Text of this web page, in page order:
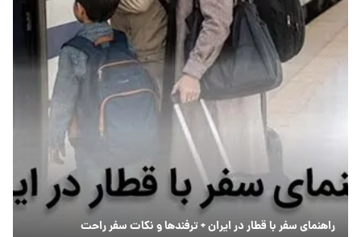
راهنمای سفر با قطار در ایران + ترفندها و نکات سفر راحت